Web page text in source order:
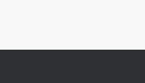
años